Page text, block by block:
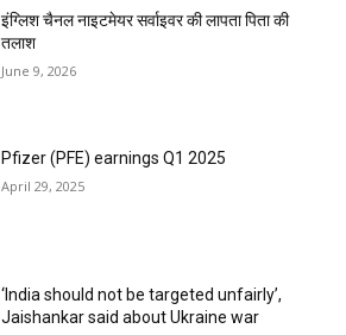
इंग्लिश चैनल नाइटमेयर सर्वाइवर की लापता पिता की
तलाश
June 9, 2026
Pfizer (PFE) earnings Q1 2025
April 29, 2025
‘India should not be targeted unfairly’,
Jaishankar said about Ukraine war